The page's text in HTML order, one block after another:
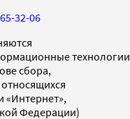
32-06
технологии
сбора,
«Интернет»,
Федерации)